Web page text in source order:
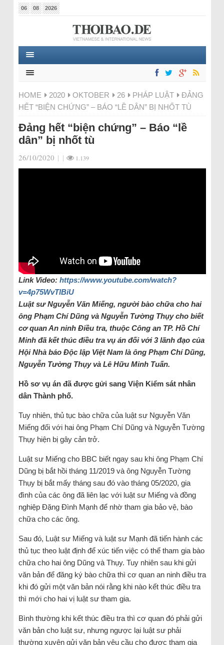
06 08 2026
HOME 2020 OKTOBER 26 PHÁP LUẬT
ĐẢNG
HẾT “BIỆN CHỨNG” – BÁO “LỀ DÂN” BỊ NHỐT TÙ
Đảng hết “biện chứng” – Báo “lề
dân” bị nhốt tù
26/10/2020 | | 1.139
Link Video: https://www.youtube.com/watch?
v=4p75WvTlBiU
Luật sư Nguyễn Văn Miếng, người bào chữa cho hai
ông Phạm Chí Dũng và Nguyễn Tường Thụy cho biết
cơ quan An ninh Điều tra, thuộc Công an TP. Hồ Chí
Minh đã kết thúc điều tra vụ án đối với 3 lãnh đạo của
Hội Nhà báo Độc lập Việt Nam là ông Phạm Chí Dũng,
Nguyễn Tường Thụy và Lê Hữu Minh Tuấn.
Hồ sơ vụ án đã được gửi sang Viện Kiểm sát nhân
dân Thành phố.
Tuy nhiên, thủ tục bào chữa của luật sư Nguyễn Văn
Miếng đối với hai ông Phạm Chí Dũng và Nguyễn Tường
Thụy hiện bị gây cản trở.
Luật sư Miếng cho BBC biết ngay sau khi ông Phạm Chí
Dũng bị bắt hồi tháng 11/2019 và ông Nguyễn Tường
Thụy bị bắt mấy tháng sau đó vào tháng 05/2020, gia
đình của các ông đã liên lạc với luật sư Miếng và đồng
nghiệp Đặng Đình Mạnh để nhờ tham gia bảo vệ, bào
chữa cho các ông.
Sau đó, Luật sư Miếng và luật sư Mạnh đã tiến hành các
thủ tục theo luật định để xúc tiến việc có thể tham gia bào
chữa cho hai ông Dũng và Thụy. Tuy nhiên sau khi gửi
văn bản để đăng ký bào chữa thì cơ quan an ninh điều tra
khi đó gửi một văn bản nói rằng khi nào kết thúc điều tra
thì mới cho hai vị luật sư tham gia.
Bình thường khi kết thúc điều tra thì cơ quan đó phải gửi
văn bản cho luật sư, nhưng ngược lại luật sư phải
thường xuyên gửi văn bản yêu cầu cho được tham gia